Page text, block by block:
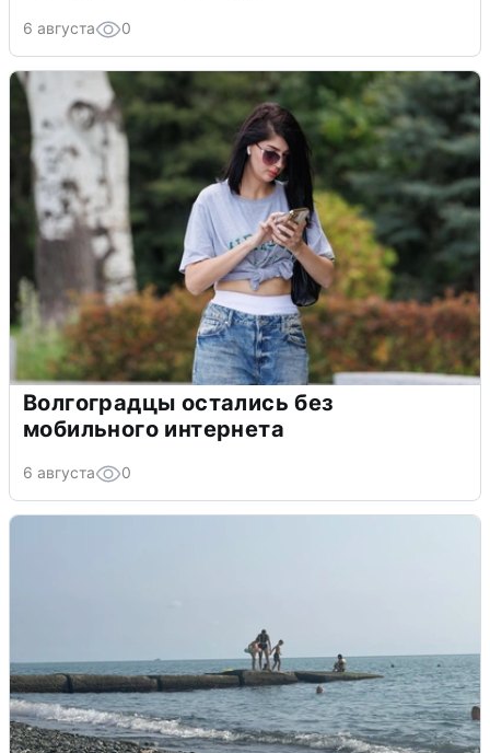
6 августа 0
Волгоградцы остались без
мобильного интернета
6 августа 0